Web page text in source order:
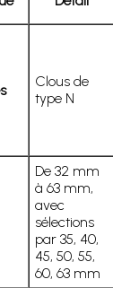
Clous de
type N
De 32 mm
à 63 mm,
avec
sélections
par 35, 40,
45, 50, 55,
60, 63 mm